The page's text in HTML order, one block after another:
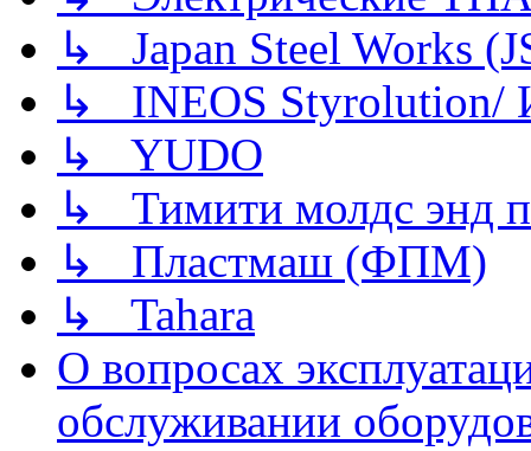
↳ Japan Steel Works
↳ INEOS
↳ YUDO
↳ Тимити молдс энд
↳ Пластмаш (ФПМ)
↳ Tahara
О вопросах
обслуживании